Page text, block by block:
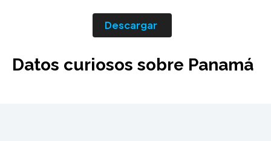
Descargar
Datos curiosos sobre Panamá